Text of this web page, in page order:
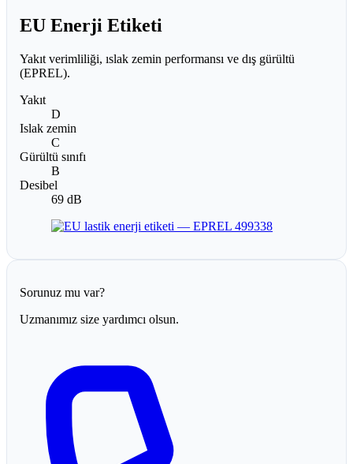
EU Enerji Etiketi
Yakıt verimliliği, ıslak zemin performansı ve dış gürültü
(EPREL).
Yakıt
D
Islak zemin
C
Gürültü sınıfı
B
Desibel
69 dB
Sorunuz mu var?
Uzmanımız size yardımcı olsun.